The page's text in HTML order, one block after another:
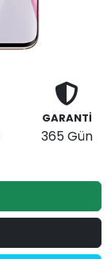
GARANTİ
365 Gün